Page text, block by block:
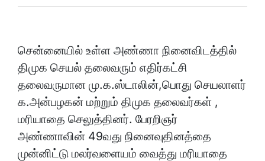
சென்னையில் உள்ள அண்ணா நினைவிடத்தில்
திமுக செயல் தலைவரும் எதிர்கட்சி
தலைவருமான மு.க.ஸ்டாலின்,பொது செயலாளர்
க.அன்பழகன் மற்றும் திமுக தலைவர்கள் ,
மரியாதை செலுத்தினர். பேரறிஞர்
அண்ணாவின் 49வது நினைவுதினத்தை
முன்னிட்டு மலர்வளையம் வைத்து மரியாதை